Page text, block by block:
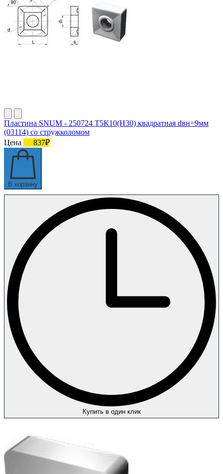
Пластина SNUM - 250724 Т5К10(Н30) квадратная dвн=9мм
(03114) со стружколомом
Цена
837₽
В корзину
Купить в один клик